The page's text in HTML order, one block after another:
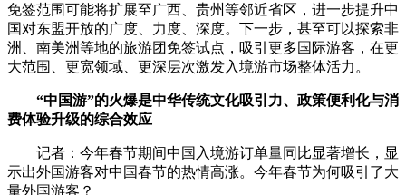
免签范围可能将扩展至广西、贵州等邻近省区，进一步提升中
国对东盟开放的广度、力度、深度。下一步，甚至可以探索非
洲、南美洲等地的旅游团免签试点，吸引更多国际游客，在更
大范围、更宽领域、更深层次激发入境游市场整体活力。
“中国游”的火爆是中华传统文化吸引力、政策便利化与消
费体验升级的综合效应
记者：今年春节期间中国入境游订单量同比显著增长，显
示出外国游客对中国春节的热情高涨。今年春节为何吸引了大
量外国游客？